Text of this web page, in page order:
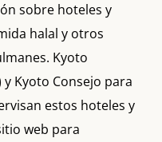
sobre hoteles y
halal y otros
Kyoto
Kyoto Consejo para
estos hoteles y
web para